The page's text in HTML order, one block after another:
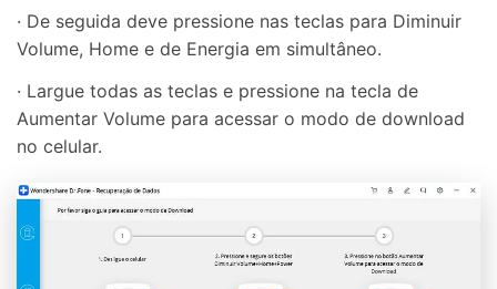
· De seguida deve pressione nas teclas para Diminuir
Volume, Home e de Energia em simultâneo.
· Largue todas as teclas e pressione na tecla de
Aumentar Volume para acessar o modo de download
no celular.